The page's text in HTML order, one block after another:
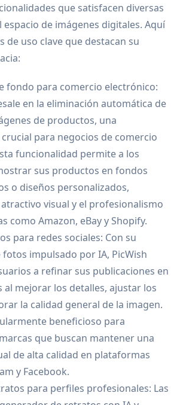
que satisfacen diversas
espacio de imágenes digitales. Aquí
de uso clave que destacan su
fondo para comercio electrónico:
en la eliminación automática de
de productos, una
para negocios de comercio
funcionalidad permite a los
sus productos en fondos
o diseños personalizados,
visual y el profesionalismo
como Amazon, eBay y Shopify.
para redes sociales: Con su
impulsado por IA, PicWish
a refinar sus publicaciones en
al mejorar los detalles, ajustar los
la calidad general de la imagen.
beneficioso para
que buscan mantener una
de alta calidad en plataformas
y Facebook.
para perfiles profesionales: Las